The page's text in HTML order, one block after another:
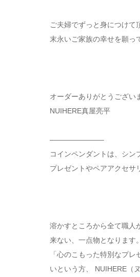
ご夫婦でずっと身につけて
末永いご家族の幸せを願っ
オーダーありがとうござい
NUIHERE真屋亮平
———————–
コインペンダントは、シン
プレゼントやペアアクセサ
溶かすところから全て職人
来ない、一点物となります。
「心のこもった特別なプ
いという方、 NUIHERE（